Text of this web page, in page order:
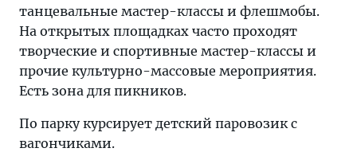
танцевальные мастер-классы и флешмобы.
На открытых площадках часто проходят
творческие и спортивные мастер-классы и
прочие культурно-массовые мероприятия.
Есть зона для пикников.
По парку курсирует детский паровозик с
вагончиками.